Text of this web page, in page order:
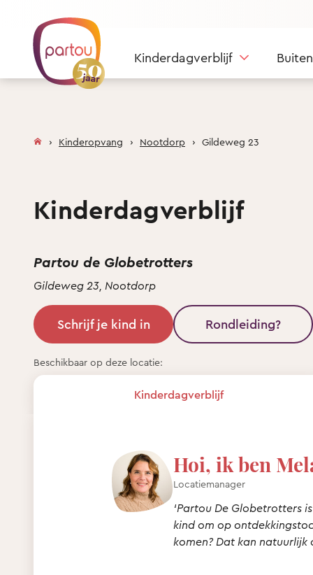
Kinderdagverblijf
Kinderopvang Nootdorp Gildeweg 23
Kinderdagverblijf
Partou de Globetrotters
Gildeweg 23, Nootdorp
Schrijf je kind in Rondleiding?
Beschikbaar op deze locatie:
Kinderdagverblijf
Hoi, ik ben
Locatiemanager
‘Partou De Globetrotters
kind om op
komen? Dat kan natuurlijk